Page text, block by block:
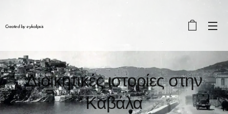
Created by eykalipsis
Διοικητικές ιστορίες στην
Καβάλα